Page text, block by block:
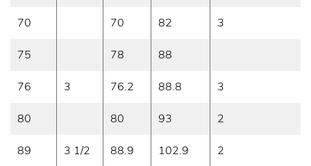
70 70 82 3
75 78 88
76 3 76.2 88.8 3
80 80 93 2
89 3 1/2 88.9 102.9 2